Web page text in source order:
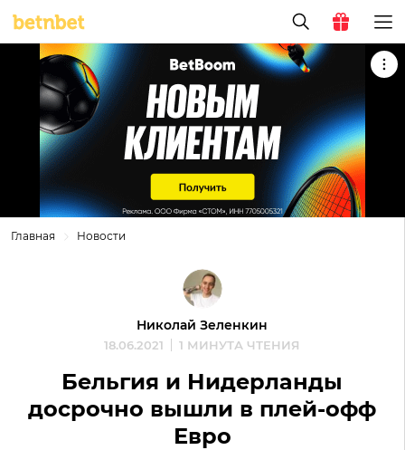
Главная Новости
Николай Зеленкин
18.06.2021 1 МИНУТА ЧТЕНИЯ
Бельгия и Нидерланды
досрочно вышли в плей-офф
Евро